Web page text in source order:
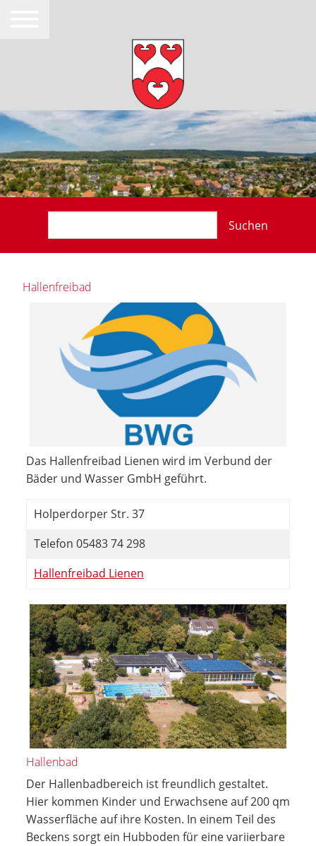
Suchen
Hallenfreibad
Das Hallenfreibad Lienen wird im Verbund der
Bäder und Wasser GmbH geführt.
Holperdorper Str. 37
Telefon 05483 74 298
Hallenfreibad Lienen
Hallenbad
Der Hallenbadbereich ist freundlich gestaltet.
Hier kommen Kinder und Erwachsene auf 200 qm
Wasserfläche auf ihre Kosten. In einem Teil des
Beckens sorgt ein Hubboden für eine variierbare